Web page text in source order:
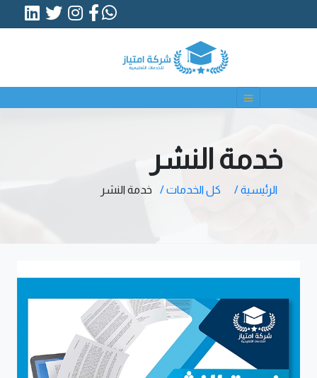
خدمة النشر
الرئيسية / كل الخدمات / خدمة النشر